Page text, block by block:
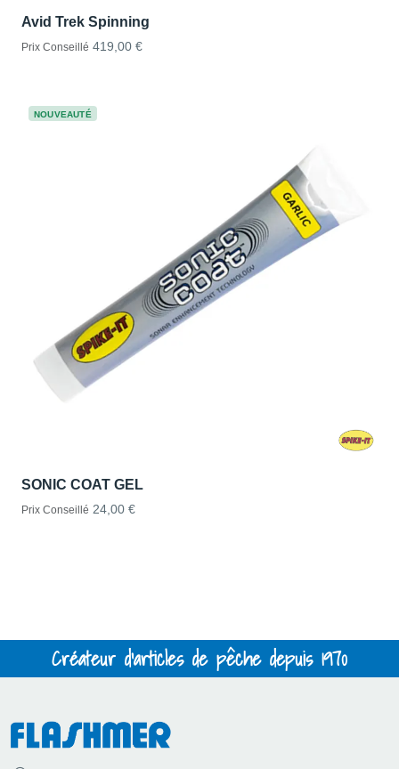
Avid Trek Spinning
Prix Conseillé 419,00 €
NOUVEAUTÉ
SONIC COAT GEL
Prix Conseillé 24,00 €
Créateur d'articles de pêche depuis 1970